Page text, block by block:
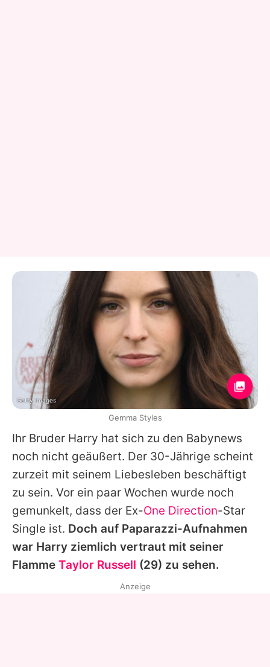
Ihr Bruder Harry hat sich zu den Babynews
noch nicht geäußert. Der 30-Jährige scheint
zurzeit mit seinem Liebesleben beschäftigt
zu sein. Vor ein paar Wochen wurde noch
gemunkelt, dass der Ex-One Direction-Star
Single ist. Doch auf Paparazzi-Aufnahmen
war Harry ziemlich vertraut mit seiner
Flamme Taylor Russell (29) zu sehen.
Getty Images
Gemma Styles
Anzeige